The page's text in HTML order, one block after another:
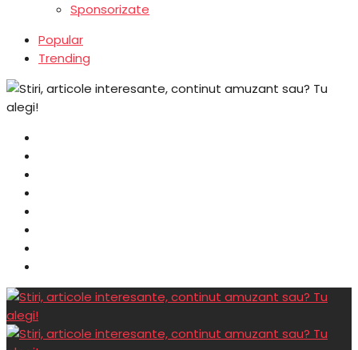
Sponsorizate
Popular
Trending